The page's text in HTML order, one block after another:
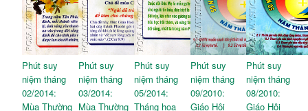
Phút suy
niệm tháng
02/2014:
Mùa Thường
Phút suy
niệm tháng
03/2014:
Mùa Thường
Phút suy
niệm tháng
05/2014:
Tháng hoa
Phút suy
niệm tháng
09/2010:
Giáo Hội
Phút suy
niệm tháng
08/2010:
Giáo Hội